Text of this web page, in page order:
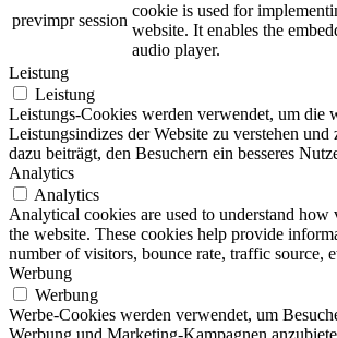
previmpr session
cookie is used for
website. It enables the
audio player.
Leistung
Leistung
Leistungs-Cookies werden verwendet, um die
Leistungsindizes der Website zu verstehen und
dazu beiträgt, den Besuchern ein besseres
Analytics
Analytics
Analytical cookies are used to understand
the website. These cookies help provide
number of visitors, bounce rate, traffic source,
Werbung
Werbung
Werbe-Cookies werden verwendet, um